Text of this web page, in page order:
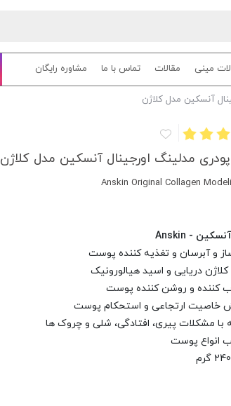
مینی مقالات تماس با ما مشاوره رایگان
آنسکین مدل کلاژن
مدلینگ اورجینال آنسکین مدل کلاژن
Anskin Original Collagen
آنسکین - Anskin
و آبرسان و تغذیه کننده پوست
دریایی و اسید هیالورونیک
کننده و روشن کننده پوست
خاصیت ارتجاعی و استحکام پوست
با مشکلات پیری، افتادگی، شلی و چروک ها
انواع پوست